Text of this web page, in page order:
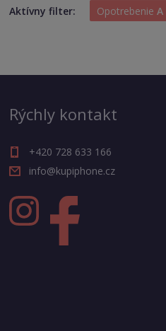
Aktívny filter: OpotrebenieA
Rýchly kontakt
+420 728 633 166
info@kupiphone.cz